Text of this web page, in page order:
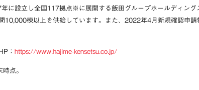
に設立し全国117拠点 ※ に展開する飯田グループホールディン
10,000棟以上を供給しています。また、2022年4月新規確認申
： https://www.hajime-kensetsu.co.jp/
点。